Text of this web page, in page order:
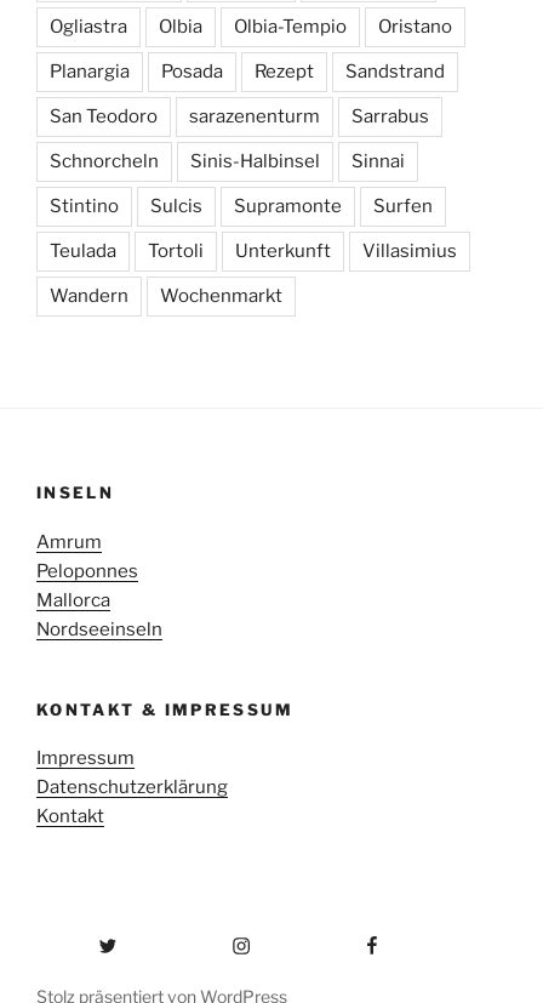
Ogliastra Olbia Olbia-Tempio Oristano
Planargia Posada Rezept Sandstrand
San Teodoro sarazenenturm Sarrabus
Schnorcheln Sinis-Halbinsel Sinnai
Stintino Sulcis Supramonte Surfen
Teulada Tortoli Unterkunft Villasimius
Wandern Wochenmarkt
INSELN
Amrum
Peloponnes
Mallorca
Nordseeinseln
KONTAKT & IMPRESSUM
Impressum
Datenschutzerklärung
Kontakt
Stolz präsentiert von WordPress